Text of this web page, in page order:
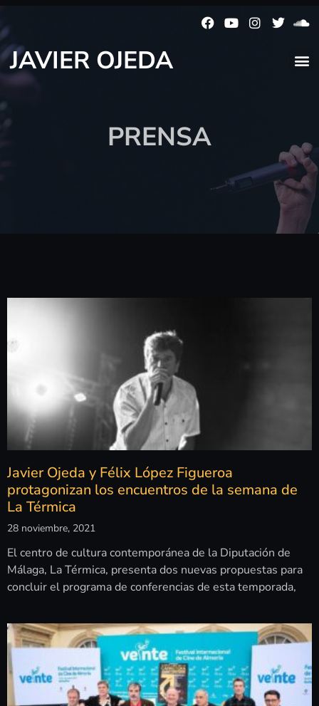
JAVIER OJEDA
PRENSA
Javier Ojeda y Félix López Figueroa
protagonizan los encuentros de la semana de
La Térmica
28 noviembre, 2021
El centro de cultura contemporánea de la Diputación de
Málaga, La Térmica, presenta dos nuevas propuestas para
concluir el programa de conferencias de esta temporada,